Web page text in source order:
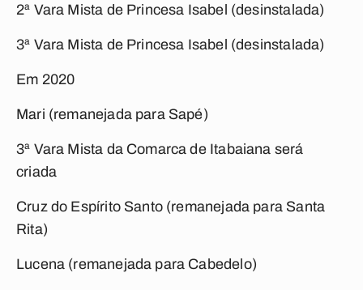
2ª Vara Mista de Princesa Isabel (desinstalada)
3ª Vara Mista de Princesa Isabel (desinstalada)
Em 2020
Mari (remanejada para Sapé)
3ª Vara Mista da Comarca de Itabaiana será
criada
Cruz do Espírito Santo (remanejada para Santa
Rita)
Lucena (remanejada para Cabedelo)